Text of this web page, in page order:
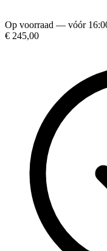
Op voorraad — vóór
€ 245,00